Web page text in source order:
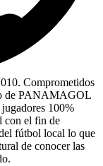
Comprometidos
de PANAMAGOL
100%
con el fin de
fútbol local lo que
de conocer las